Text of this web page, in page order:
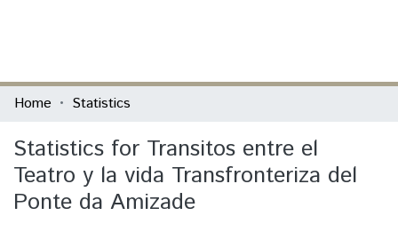
Communities & Collections
All of DSpace
Home Statistics
Statistics for Transitos entre el
Teatro y la vida Transfronteriza del
Ponte da Amizade